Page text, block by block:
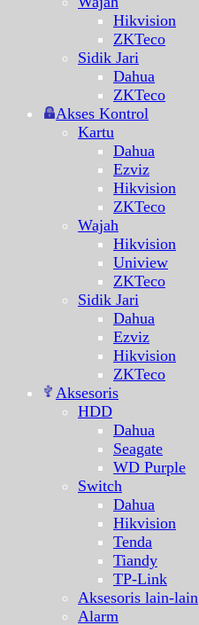
Hikvision
ZKTeco
Sidik Jari
Dahua
ZKTeco
Akses Kontrol
Kartu
Dahua
Ezviz
Hikvision
ZKTeco
Wajah
Hikvision
Uniview
ZKTeco
Sidik Jari
Dahua
Ezviz
Hikvision
ZKTeco
Aksesoris
HDD
Dahua
Seagate
WD Purple
Switch
Dahua
Hikvision
Tenda
Tiandy
TP-Link
Aksesoris lain-lain
Alarm